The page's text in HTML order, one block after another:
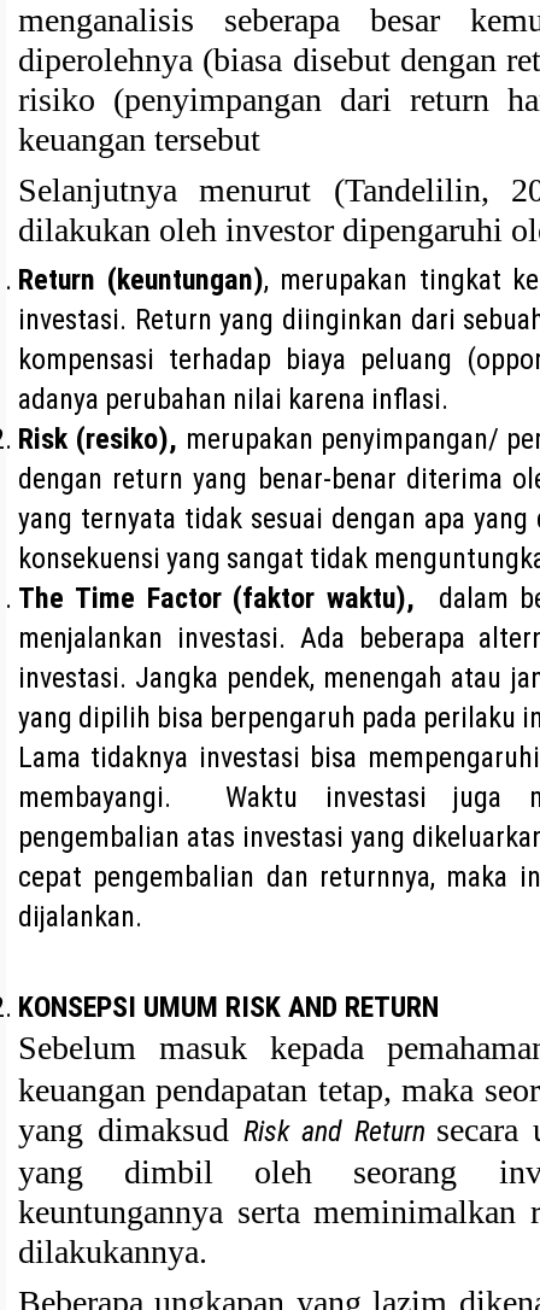
menganalisis seberapa besar
diperolehnya (biasa disebut dengan
risiko (penyimpangan dari return
keuangan tersebut
Selanjutnya menurut (Tandelilin,
dilakukan oleh investor dipengaruhi
Return (keuntungan), merupakan tingkat
investasi. Return yang diinginkan dari
kompensasi terhadap biaya peluang
adanya perubahan nilai karena inflasi.
Risk (resiko), merupakan penyimpangan/
dengan return yang benar-benar diterima
yang ternyata tidak sesuai dengan apa
konsekuensi yang sangat tidak
The Time Factor (faktor waktu), dalam
menjalankan investasi. Ada beberapa
investasi. Jangka pendek, menengah atau
yang dipilih bisa berpengaruh pada perilaku
Lama tidaknya investasi bisa
membayangi. Waktu investasi juga
pengembalian atas investasi yang
cepat pengembalian dan returnnya, maka
dijalankan.
KONSEPSI UMUM RISK AND RETURN
Sebelum masuk kepada
keuangan pendapatan tetap, maka
yang dimaksud Risk and Return secara
yang dimbil oleh seorang
keuntungannya serta
dilakukannya.
Beberapa ungkapan yang lazim